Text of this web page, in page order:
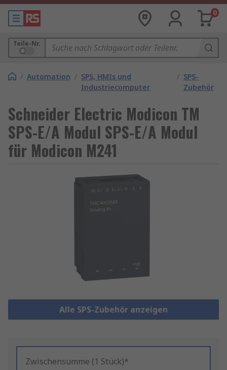
0
Teile-Nr.
/ Automation / SPS, HMIs und
Industriecomputer
/ SPS-
Zubehör
Schneider Electric Modicon TM
SPS-E/A Modul SPS-E/A Modul
für Modicon M241
Alle SPS-Zubehör anzeigen
Zwischensumme (1 Stück)*